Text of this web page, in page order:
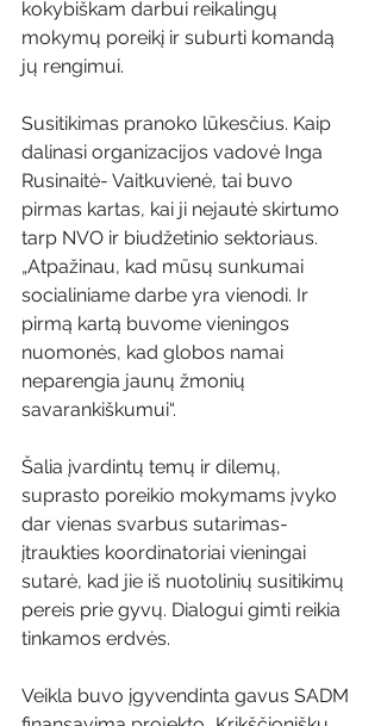
kokybiškam darbui reikalingų
mokymų poreikį ir suburti komandą
jų rengimui.
Susitikimas pranoko lūkesčius. Kaip
dalinasi organizacijos vadovė Inga
Rusinaitė- Vaitkuvienė, tai buvo
pirmas kartas, kai ji nejautė skirtumo
tarp NVO ir biudžetinio sektoriaus.
„Atpažinau, kad mūsų sunkumai
socialiniame darbe yra vienodi. Ir
pirmą kartą buvome vieningos
nuomonės, kad globos namai
neparengia jaunų žmonių
savarankiškumui“.
Šalia įvardintų temų ir dilemų,
suprasto poreikio mokymams įvyko
dar vienas svarbus sutarimas-
įtraukties koordinatoriai vieningai
sutarė, kad jie iš nuotolinių susitikimų
pereis prie gyvų. Dialogui gimti reikia
tinkamos erdvės.
Veikla buvo įgyvendinta gavus SADM